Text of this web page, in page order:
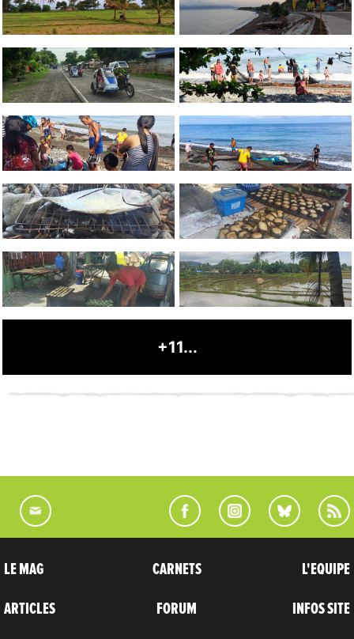
+11...
LE MAG
ARTICLES
CARNETS
FORUM
L'EQUIPE
INFOS SITE